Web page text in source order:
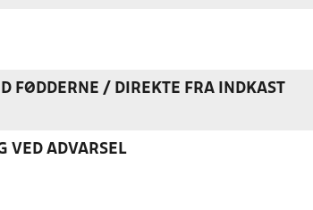
FØDDERNE / DIREKTE FRA INDKAST
VED ADVARSEL